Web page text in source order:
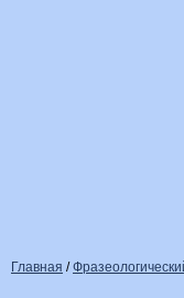
Главная /